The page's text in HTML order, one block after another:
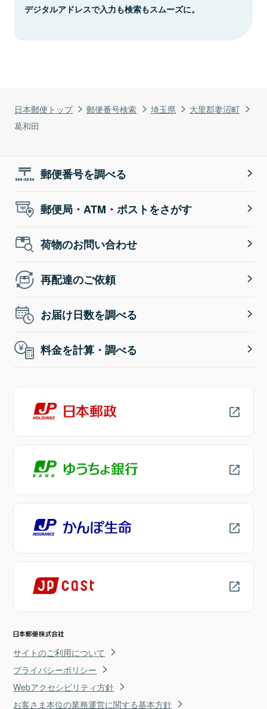
日本郵便トップ 郵便番号検索 埼玉県
大里郡妻沼町
葛和田
デジタルアドレスで入力も検索もスムーズに。
郵便番号を調べる
郵便局・ATM・ポストをさがす
荷物のお問い合わせ
再配達のご依頼
お届け日数を調べる
料金を計算・調べる
サイトのご利用について
プライバシーポリシー
Webアクセシビリティ方針
お客さま本位の業務運営に関する基本方針